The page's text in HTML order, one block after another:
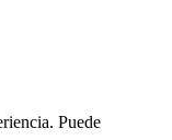
Puede